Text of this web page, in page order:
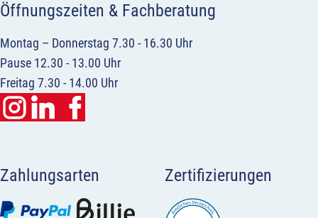
Öffnungszeiten & Fachberatung
Montag – Donnerstag 7.30 - 16.30 Uhr
Pause 12.30 - 13.00 Uhr
Freitag 7.30 - 14.00 Uhr
Zahlungsarten Zertifizierungen